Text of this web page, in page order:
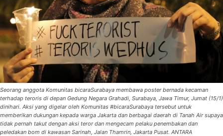
Seorang anggota Komunitas bicaraSurabaya membawa poster bernada kecaman
terhadap teroris di depan Gedung Negara Grahadi, Surabaya, Jawa Timur, Jumat (15/1)
dinihari. Aksi yang digelar oleh Komunitas #bicaraSurabaya tersebut untuk
memberikan dukungan kepada warga Jakarta dan berbagai daerah di Tanah Air supaya
tidak pernah takut dengan aksi teror dan mengecam pelaku penembakan dan
peledakan bom di kawasan Sarinah, Jalan Thamrin, Jakarta Pusat. ANTARA